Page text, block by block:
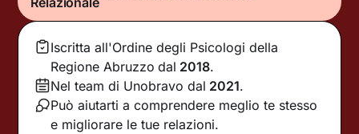
Iscritta all'Ordine degli Psicologi della
Regione Abruzzo dal 2018.
Nel team di Unobravo dal 2021.
Può aiutarti a comprendere meglio te stesso
e migliorare le tue relazioni.